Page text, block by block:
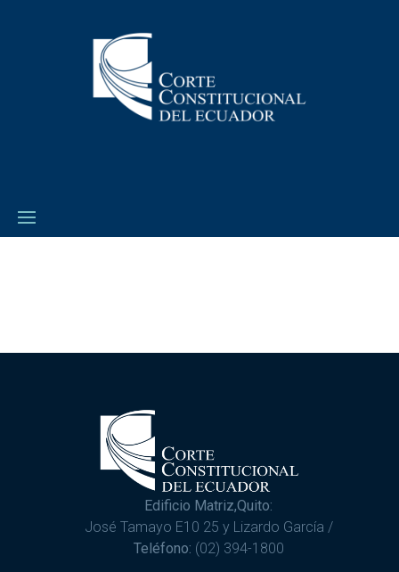
Edificio Matriz,Quito:
José Tamayo E10 25 y Lizardo García /
Teléfono: (02) 394-1800